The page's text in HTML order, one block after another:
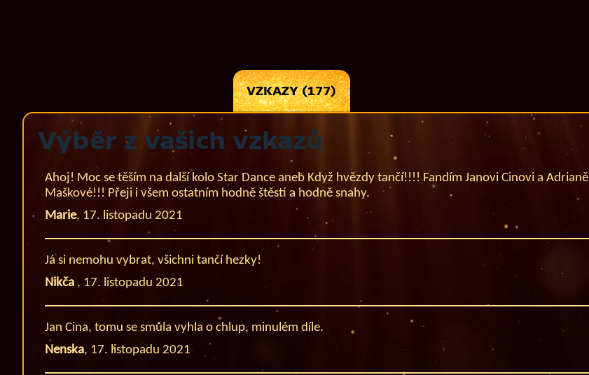
VZKAZY (177)
Výběr z vašich vzkazů
Ahoj! Moc se těším na další kolo Star Dance aneb Když hvězdy tančí!!!! Fandím Janovi Cinovi a Adrianě
Maškové!!! Přeji i všem ostatním hodně štěstí a hodně snahy.
Marie, 17. listopadu 2021
Já si nemohu vybrat, všichni tančí hezky!
Nikča , 17. listopadu 2021
Jan Cina, tomu se smůla vyhla o chlup, minulém díle.
Nenska, 17. listopadu 2021